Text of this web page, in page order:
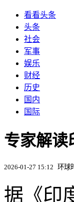
看看头条
头条
社会
军事
娱乐
财经
历史
国内
国际
专家解读
2026-01-27 15:12 环球
据《印